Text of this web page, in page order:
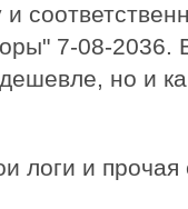
и
7-08-2036.
но и
логи и